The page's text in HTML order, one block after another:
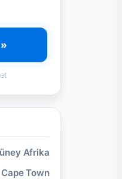
Afrika
Cape Town